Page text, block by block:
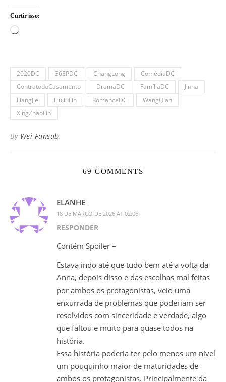
Curtir isso:
Carregando...
2020DC 36EPDC ChangLong
ComédiaDC
ContratodeCasamento
DramaDC FamíliaDC
Jinna
LiangJie
LiuJiuLin RomanceDC
WangQian
XingZhaoLin
By Wei Fansub
69 COMMENTS
ELANHE
18 DE MARÇO DE 2026 AT 02:06
RESPONDER
Contém Spoiler –
Estava indo até que tudo bem até a volta da
Anna, depois disso e das escolhas mal feitas
por ambos os protagonistas, veio uma
enxurrada de problemas que poderiam ser
resolvidos com sinceridade e verdade, algo
que faltou e muito para quase todos na
história.
Essa história poderia ter pelo menos um nível
um pouquinho maior de maturidades de
ambos os protagonistas. Principalmente da